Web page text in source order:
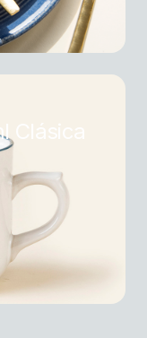
Clásica